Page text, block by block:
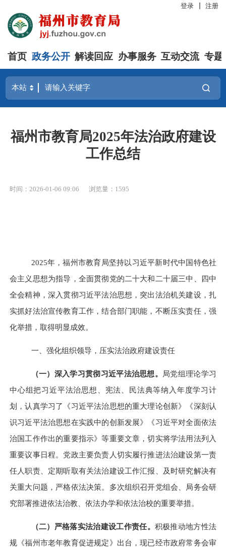
登录 注册
首页 政务公开 解读回应 办事服务 互动交流 专题
福州市教育局2025年法治政府建设
工作总结
时间：2026-01-06 09:06 浏览量：1595
2025年，福州市教育局坚持以习近平新时代中国特色社
会主义思想为指导，全面贯彻党的二十大和二十届三中、四中
全会精神，深入贯彻习近平法治思想，突出法治机关建设， 扎
实抓好法治宣传教育工作，结合部门职能， 不断压实责任，强
化举措，取得明显 成效。
一、强化组织领导，压实法治政府建设责任
（一）深入学习贯彻习近平法治思想。
局党组理论学习
中心组把习近平法治思想、宪法、民法典等纳入年度学习计
划，认真学习了《习近平法治思想的重大理论创新》《深刻认
识习近平法治思想在实践中的创新发展》《习近平对全面依法
治国工作作出的重要指示》等重要文章 ，切实将学法用法列入
重要议事日程。 党政主要负责人切实履行推进法治建设第一责
任人职责、定期听取有关法治建设工作汇报、及时研究解决有
关重大问题，严格依法决策。 多次组织召开党组会 、局务会研
究部署推进依法治教、依法办学和依法治校的重要举措。
（二）严格落实法治建设工作责任。 积极推动地方性法
规《福州市老年教育促进规定》出台，现已经市政府常务会审